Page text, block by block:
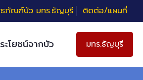
ภัณฑ์บัว มทร.ธัญบุรี ติดต่อ/แผนที่
โยชน์จากบัว มทร.ธัญบุรี